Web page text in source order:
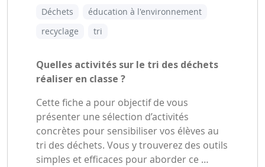
Déchets
éducation à l'environnement
recyclage
tri
Quelles activités sur le tri des déchets
réaliser en classe ?
Cette fiche a pour objectif de vous
présenter une sélection d’activités
concrètes pour sensibiliser vos élèves au
tri des déchets. Vous y trouverez des outils
simples et efficaces pour aborder ce …